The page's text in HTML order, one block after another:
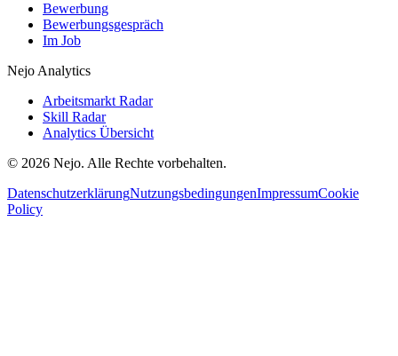
Bewerbung
Bewerbungsgespräch
Im Job
Nejo Analytics
Arbeitsmarkt Radar
Skill Radar
Analytics Übersicht
© 2026 Nejo. Alle Rechte vorbehalten.
DatenschutzerklärungNutzungsbedingungenImpressumCookie
Policy